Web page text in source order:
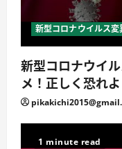
新型コロナウイルス変
新型コロナウイ
メ！正しく恐れ
1 minute read